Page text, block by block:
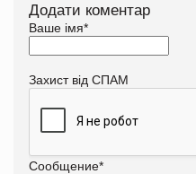
Додати коментар
Ваше імя*
Захист від СПАМ
Сообщение*